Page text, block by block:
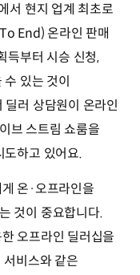
서 현지 업계 최초로
End) 온라인 판매
득부터 시승 신청,
있는 것이
러 상담원이 온라인
브 스트림 쇼룸을
도하고 있어요.
온·오프라인을
것이 중요합니다.
오프라인 딜러십을
비스와 같은